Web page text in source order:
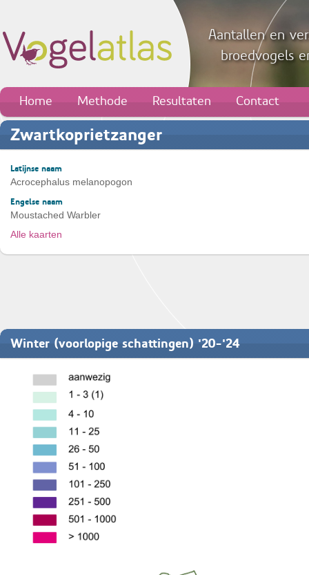
Aantallen en
broedvogels
Home Methode Resultaten Contact
Zwartkoprietzanger
Latijnse naam
Acrocephalus melanopogon
Engelse naam
Moustached Warbler
Alle kaarten
Winter (voorlopige schattingen) '20-'24